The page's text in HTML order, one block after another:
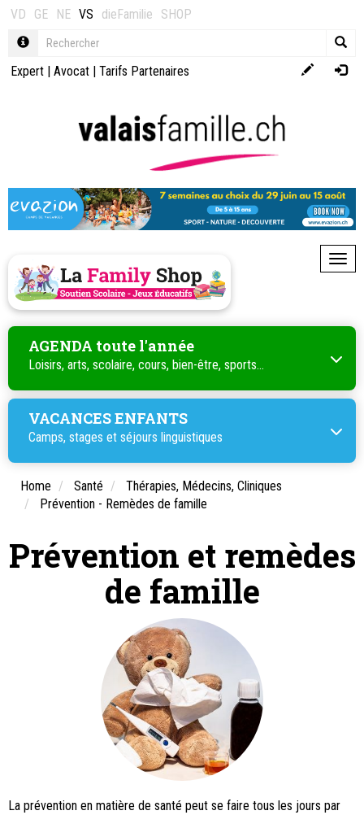
VD GE NE VS dieFamilie SHOP
Expert | Avocat | Tarifs Partenaires
AGENDA toute l'année
Loisirs, arts, scolaire, cours, bien-être, sports...
VACANCES ENFANTS
Camps, stages et séjours linguistiques
Home Santé
Thérapies, Médecins, Cliniques
Prévention - Remèdes de famille
Prévention et remèdes
de famille
La prévention en matière de santé peut se faire tous les jours par